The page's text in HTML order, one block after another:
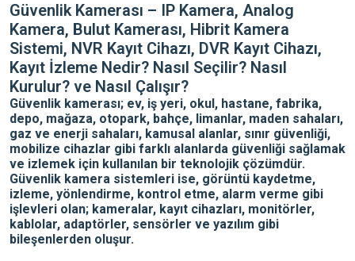
Güvenlik Kamerası – IP Kamera, Analog
Kamera, Bulut Kamerası, Hibrit Kamera
Sistemi, NVR Kayıt Cihazı, DVR Kayıt Cihazı,
Kayıt İzleme Nedir? Nasıl Seçilir? Nasıl
Kurulur? ve Nasıl Çalışır?
Güvenlik kamerası; ev, iş yeri, okul, hastane, fabrika,
depo, mağaza, otopark, bahçe, limanlar, maden sahaları,
gaz ve enerji sahaları, kamusal alanlar, sınır güvenliği,
mobilize cihazlar gibi farklı alanlarda güvenliği sağlamak
ve izlemek için kullanılan bir teknolojik çözümdür.
Güvenlik kamera sistemleri ise, görüntü kaydetme,
izleme, yönlendirme, kontrol etme, alarm verme gibi
işlevleri olan; kameralar, kayıt cihazları, monitörler,
kablolar, adaptörler, sensörler ve yazılım gibi
bileşenlerden oluşur.